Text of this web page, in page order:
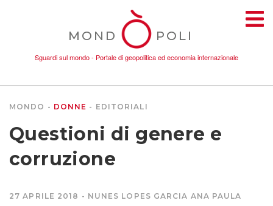
MOND POLI
Sguardi sul mondo - Portale di geopolitica ed economia internazionale
AMBIENTE
MONDO DONNE EDITORIALI
Questioni di genere e
corruzione
27 APRILE 2018 NUNES LOPES GARCIA ANA PAULA